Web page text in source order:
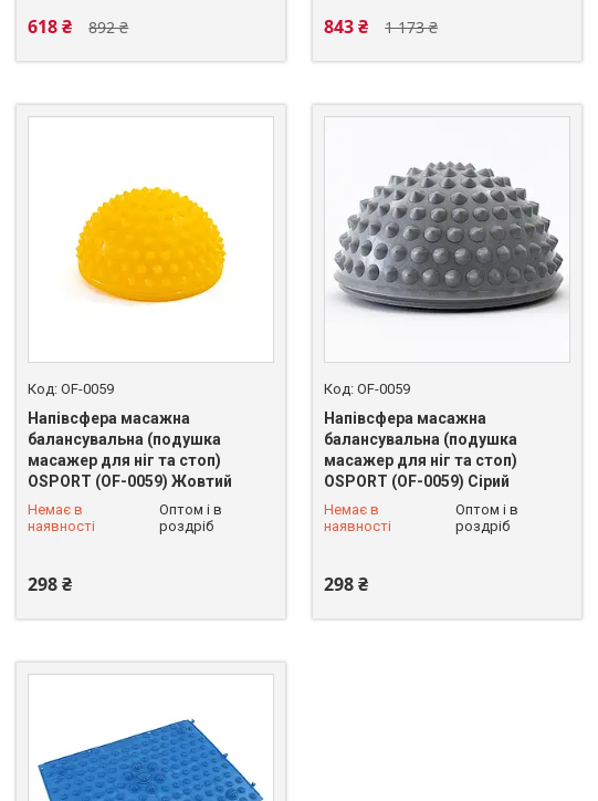
892 ₴
618 ₴ 1 173 ₴
843 ₴
OF-0059
Напівсфера масажна
балансувальна (подушка
масажер для ніг та стоп)
OSPORT (OF-0059) Жовтий
Немає в
наявності
Оптом і в
роздріб
298 ₴
+380 (93) 625-49-82
OF-0059
Напівсфера масажна
балансувальна (подушка
масажер для ніг та стоп)
OSPORT (OF-0059) Сірий
Немає в
наявності
Оптом і в
роздріб
298 ₴
+380 (93) 625-49-82